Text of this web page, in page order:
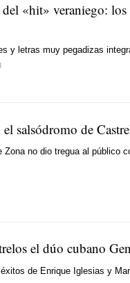
«hit» veraniego:
y letras muy pegadizas
salsódromo de
Zona no dio tregua al público
el dúo cubano
de Enrique Iglesias y